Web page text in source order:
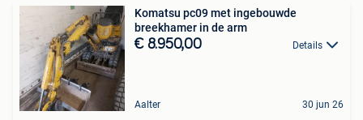
Komatsu pc09 met ingebouwde
breekhamer in de arm
€ 8.950,00 Details
Aalter 30 jun 26